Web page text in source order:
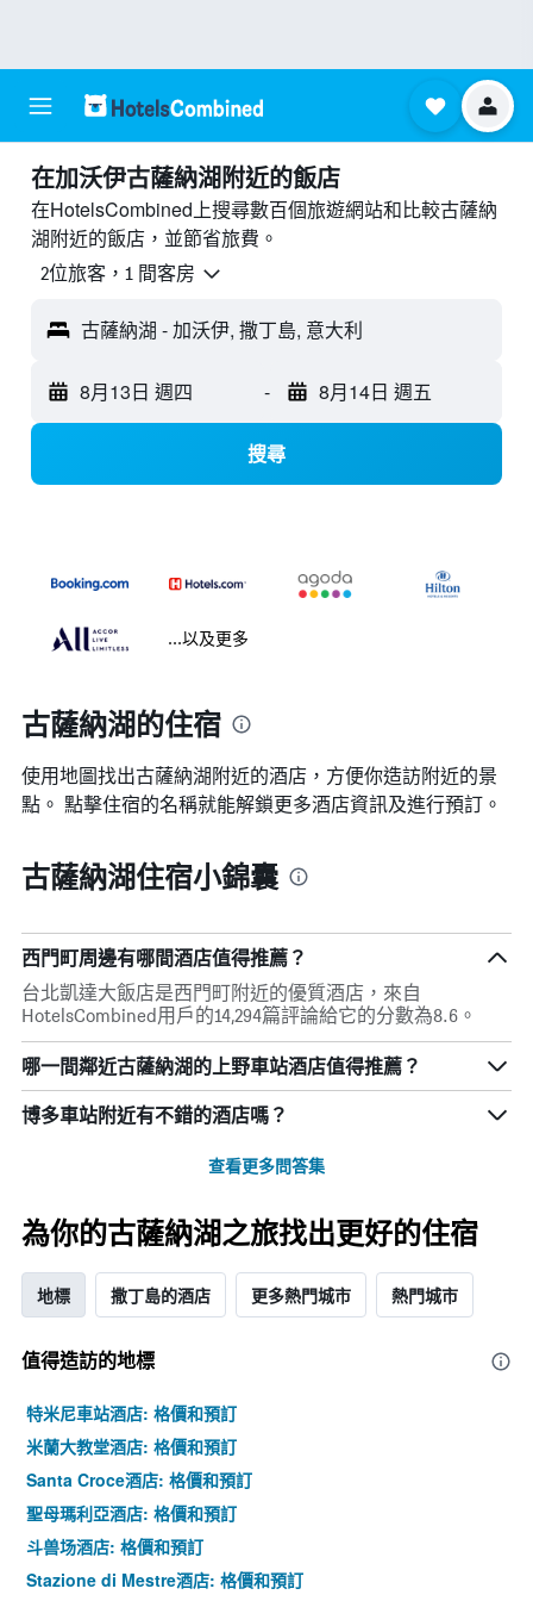
​在加沃伊古薩納湖附近​的飯店
在HotelsCombined上搜尋數百個旅遊網站和比較古薩納
湖附近的飯店，並節省旅費。
2位旅客，1 間客房
古薩納湖 - 加沃伊, 撒丁島, 意大利
8月13日 週四 - 8月14日 週五
搜尋
...以及更多
古薩納湖的住宿
使用地圖找出古薩納湖​附近的酒店，方便你造訪附近的景
點。 點擊住宿的名稱就能解鎖更多酒店資訊及進行預訂。
古薩納湖住宿小錦囊
西門町周邊有哪間酒店值得推薦？
台北凱達大飯店是西門町附近的優質酒店，來自
HotelsCombined用戶的14,294篇評論給它的分數為8.6。
哪一間鄰近古薩納湖的上野車站酒店值得推薦？
博多車站附近有不錯的酒店嗎？
查看更多問答集
為你的古薩納湖之旅找出更好的住宿
地標 撒丁島的酒店 更多熱門城市 熱門城市
值得造訪的地標
特米尼車站酒店: 格價和預訂
米蘭大教堂酒店: 格價和預訂
Santa Croce酒店: 格價和預訂
聖母瑪利亞酒店: 格價和預訂
斗兽场酒店: 格價和預訂
Stazione di Mestre酒店: 格價和預訂